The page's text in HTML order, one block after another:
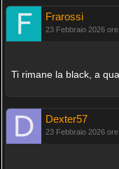
Frarossi
23 Febbraio 2026
Ti rimane la black, a
Dexter57
23 Febbraio 2026